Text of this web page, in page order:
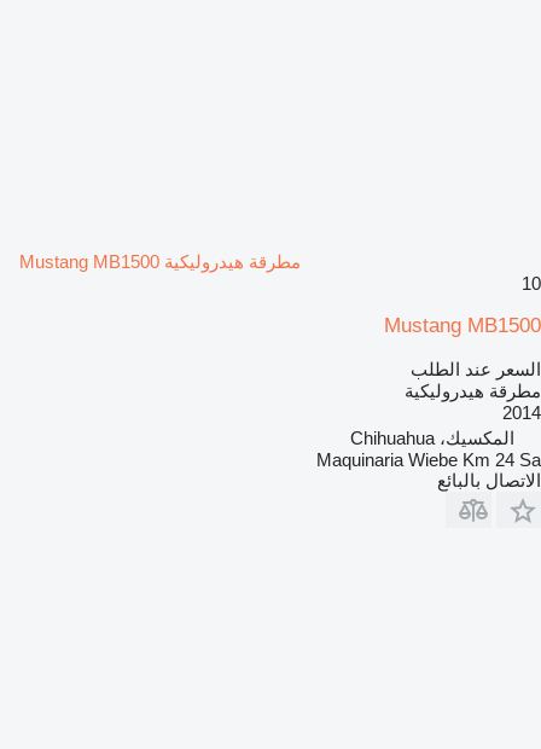
مطرقة هيدروليكية Mustang MB1500
10
Mustang MB1500
السعر عند الطلب
مطرقة هيدروليكية
2014
المكسيك، Chihuahua
Maquinaria Wiebe Km 24 Sa
الاتصال بالبائع